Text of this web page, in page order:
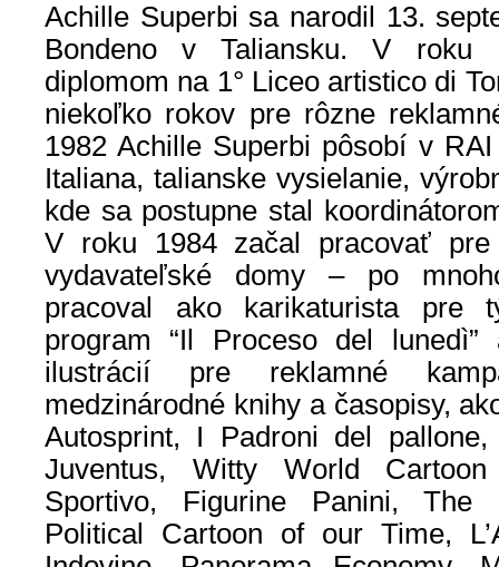
Achille Superbi sa narodil 13.
Bondeno v Taliansku. V roku
diplomom na 1° Liceo artistico di
niekoľko rokov pre rôzne
1982 Achille Superbi pôsobí v
Italiana, talianske vysielanie,
kde sa postupne stal
V roku 1984 začal pracovať
vydavateľské domy – po
pracoval ako karikaturista pre
program “Il Proceso del lunedì”
ilustrácií pre reklamné
medzinárodné knihy a časopisy,
Autosprint, I Padroni del
Juventus, Witty World
Sportivo, Figurine Panini, The
Political Cartoon of our Time,